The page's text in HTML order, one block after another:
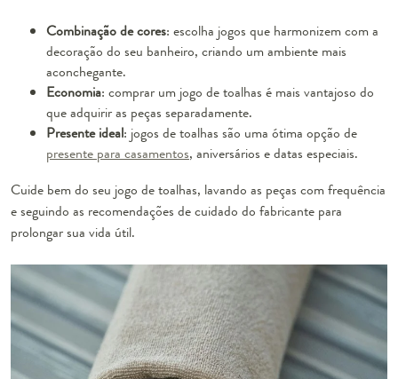
Combinação de cores: escolha jogos que harmonizem com a
decoração do seu banheiro, criando um ambiente mais
aconchegante.
Economia: comprar um jogo de toalhas é mais vantajoso do
que adquirir as peças separadamente.
Presente ideal: jogos de toalhas são uma ótima opção de
presente para casamentos, aniversários e datas especiais.
Cuide bem do seu jogo de toalhas, lavando as peças com frequência
e seguindo as recomendações de cuidado do fabricante para
prolongar sua vida útil.